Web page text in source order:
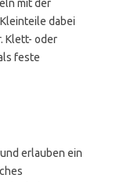
mit der
dabei
Klett- oder
feste
erlauben ein